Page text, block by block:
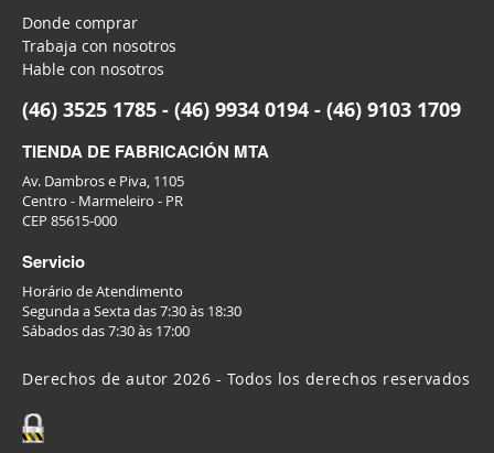
Donde comprar
Trabaja con nosotros
Hable con nosotros
(46) 3525 1785 - (46) 9934 0194 - (46) 9103 1709
TIENDA DE FABRICACIÓN MTA
Av. Dambros e Piva, 1105
Centro - Marmeleiro - PR
CEP 85615-000
Servicio
Horário de Atendimento
Segunda a Sexta das 7:30 às 18:30
Sábados das 7:30 às 17:00
Derechos de autor 2026 - Todos los derechos reservados